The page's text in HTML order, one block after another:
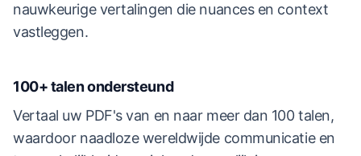
nauwkeurige vertalingen die nuances en context
vastleggen.
100+ talen ondersteund
Vertaal uw PDF's van en naar meer dan 100 talen,
waardoor naadloze wereldwijde communicatie en